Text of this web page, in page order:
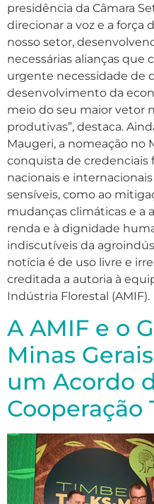
presidência da Câmara
direcionar a voz e a força
nosso setor,
necessárias alianças que
urgente necessidade de
desenvolvimento da
meio do seu maior vetor
produtivas”, destaca.
Maugeri, a nomeação no
conquista de credenciais
nacionais e
sensíveis, como ao
mudanças climáticas e a
renda e à dignidade
indiscutíveis da
notícia é de uso livre e
creditada a autoria à
Indústria Florestal (AMIF).
A AMIF e o
Minas
um Acordo
Cooperação